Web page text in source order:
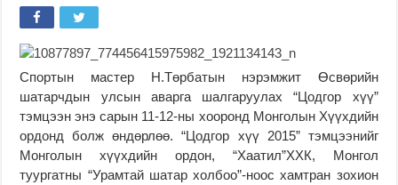
Спортын мастер Н.Төрбатын нэрэмжит Өсвөрийн
шатарчдын улсын аварга шалгаруулах “Цодгор хүү”
тэмцээн энэ сарын 11-12-ны хооронд Монголын Хүүхдийн
ордонд болж өндөрлөө. “Цодгор хүү 2015” тэмцээнийг
Монголын хүүхдийн ордон, “Хаатил”ХХК, Монгол
туургатны “Урамтай шатар холбоо”-ноос хамтран зохион